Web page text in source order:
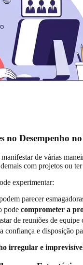
no Desempenho
de várias
com projetos ou
experimentar:
parecer
pode comprometer a
de reuniões de equipe
confiança e disposição
irregular e